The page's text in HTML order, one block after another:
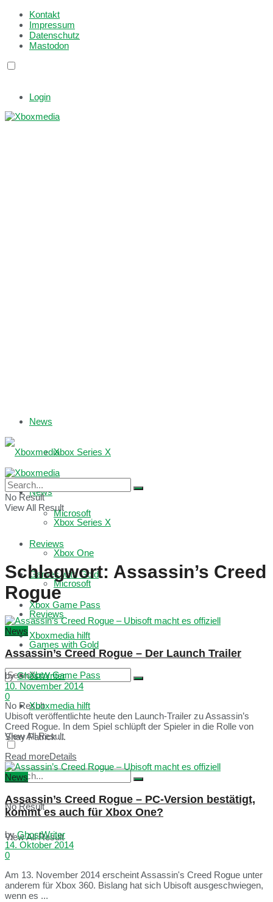
Kontakt
Impressum
Datenschutz
Mastodon
Login
News
Xbox Series X
Microsoft
Reviews
Games with Gold
Xbox Game Pass
Xboxmedia hilft
No Result
View All Result
News
Xbox Series X
Xbox One
Microsoft
Reviews
Games with Gold
Xbox Game Pass
Xboxmedia hilft
No Result
View All Result
No Result
View All Result
Schlagwort: Assassin’s Creed
Rogue
News
Assassin’s Creed Rogue – Der Launch Trailer
by GhostWriter
10. November 2014
0
Ubisoft veröffentlichte heute den Launch-Trailer zu Assassin’s
Creed Rogue. In dem Spiel schlüpft der Spieler in die Rolle von
Shay Patrick ...
Read moreDetails
News
Assassin’s Creed Rogue – PC-Version bestätigt,
kommt es auch für Xbox One?
by GhostWriter
14. Oktober 2014
0
Am 13. November 2014 erscheint Assassin's Creed Rogue unter
anderem für Xbox 360. Bislang hat sich Ubisoft ausgeschwiegen,
wenn es ...